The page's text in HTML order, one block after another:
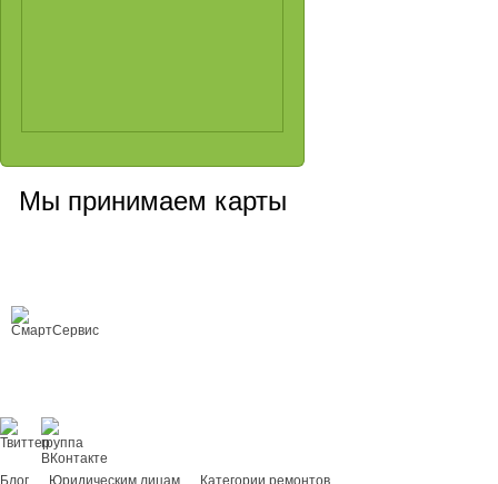
Мы принимаем карты
Блог Юридическим лицам Категории ремонтов